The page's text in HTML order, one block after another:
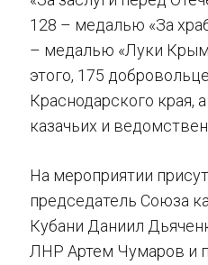
128 – медалью «За
– медалью «Луки
этого, 175
Краснодарского края,
казачьих и
На мероприятии
председатель Союза
Кубани Даниил
ЛНР Артем Чумаров и